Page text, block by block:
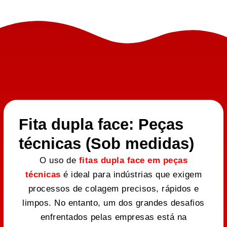
Fita dupla face: Peças
técnicas (Sob medidas)
O uso de fitas dupla face em peças
técnicas é ideal para indústrias que exigem
processos de colagem precisos, rápidos e
limpos. No entanto, um dos grandes desafios
enfrentados pelas empresas está na